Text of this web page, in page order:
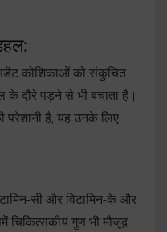
कोशिकाओं को संकुचित
दौरे पड़ने से भी बचाता है।
परेशानी है, यह उनके लिए
सी और विटामिन-के और
चिकित्सकीय गुण भी मौजूद